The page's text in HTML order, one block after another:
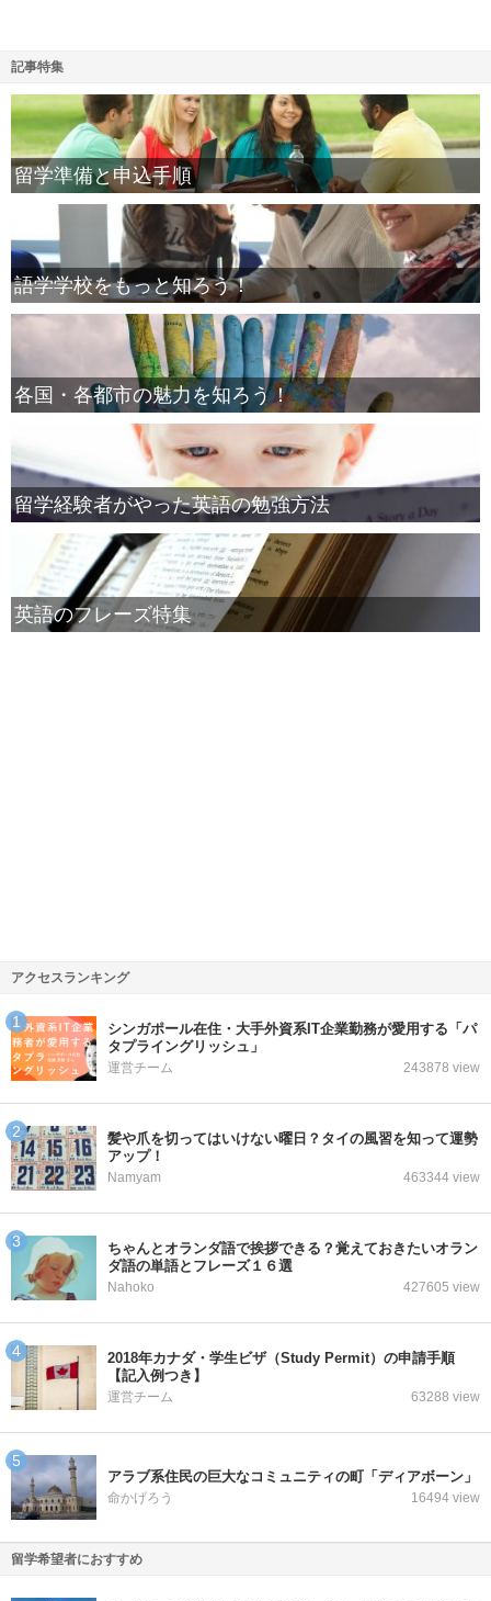
記事特集
留学準備と申込手順
語学学校をもっと知ろう！
各国・各都市の魅力を知ろう！
留学経験者がやった英語の勉強方法
英語のフレーズ特集
アクセスランキング
シンガポール在住・大手外資系IT企業勤務が愛用する「パ
タプライングリッシュ」
運営チーム 243878 view
髪や爪を切ってはいけない曜日？タイの風習を知って運勢
アップ！
Namyam 463344 view
ちゃんとオランダ語で挨拶できる？覚えておきたいオラン
ダ語の単語とフレーズ１６選
Nahoko 427605 view
2018年カナダ・学生ビザ（Study Permit）の申請手順
【記入例つき】
運営チーム 63288 view
アラブ系住民の巨大なコミュニティの町「ディアボーン」
命かげろう 16494 view
留学希望者におすすめ